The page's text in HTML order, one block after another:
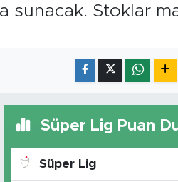
sunacak. Stoklar
Süper Lig Puan
Süper Lig